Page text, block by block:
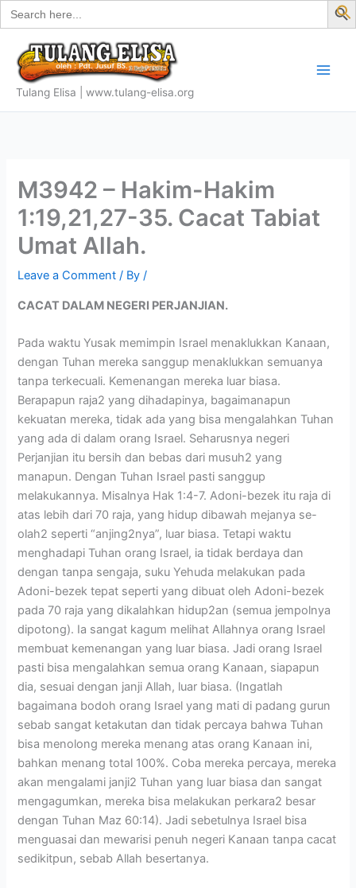
Search
for:
Skip
to
content
Tulang Elisa | www.tulang-elisa.org
M3942 – Hakim-Hakim
1:19,21,27-35. Cacat Tabiat
Umat Allah.
Leave a Comment / By/
CACAT DALAM NEGERI PERJANJIAN.
Pada waktu Yusak memimpin Israel menaklukkan Kanaan,
dengan Tuhan mereka sanggup menaklukkan semuanya
tanpa terkecuali. Kemenangan mereka luar biasa.
Berapapun raja2 yang dihadapinya, bagaimanapun
kekuatan mereka, tidak ada yang bisa mengalahkan Tuhan
yang ada di dalam orang Israel. Seharusnya negeri
Perjanjian itu bersih dan bebas dari musuh2 yang
manapun. Dengan Tuhan Israel pasti sanggup
melakukannya. Misalnya Hak 1:4-7. Adoni-bezek itu raja di
atas lebih dari 70 raja, yang hidup dibawah mejanya se-
olah2 seperti “anjing2nya”, luar biasa. Tetapi waktu
menghadapi Tuhan orang Israel, ia tidak berdaya dan
dengan tanpa sengaja, suku Yehuda melakukan pada
Adoni-bezek tepat seperti yang dibuat oleh Adoni-bezek
pada 70 raja yang dikalahkan hidup2an (semua jempolnya
dipotong). Ia sangat kagum melihat Allahnya orang Israel
membuat kemenangan yang luar biasa. Jadi orang Israel
pasti bisa mengalahkan semua orang Kanaan, siapapun
dia, sesuai dengan janji Allah, luar biasa. (Ingatlah
bagaimana bodoh orang Israel yang mati di padang gurun
sebab sangat ketakutan dan tidak percaya bahwa Tuhan
bisa menolong mereka menang atas orang Kanaan ini,
bahkan menang total 100%. Coba mereka percaya, mereka
akan mengalami janji2 Tuhan yang luar biasa dan sangat
mengagumkan, mereka bisa melakukan perkara2 besar
dengan Tuhan Maz 60:14). Jadi sebetulnya Israel bisa
menguasai dan mewarisi penuh negeri Kanaan tanpa cacat
sedikitpun, sebab Allah besertanya.